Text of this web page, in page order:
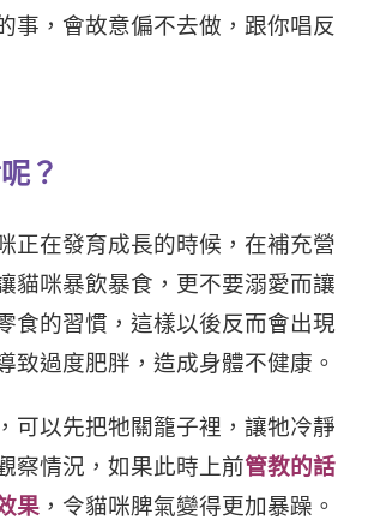
事，會故意偏不去做，跟你唱反
？
正在發育成長的時候，在補充營
貓咪暴飲暴食，更不要溺愛而讓
食的習慣，這樣以後反而會出現
致過度肥胖，造成身體不健康。
可以先把牠關籠子裡，讓牠冷靜
察情況，如果此時上前管教的話
果 ， 令貓咪脾氣變得更加暴躁。